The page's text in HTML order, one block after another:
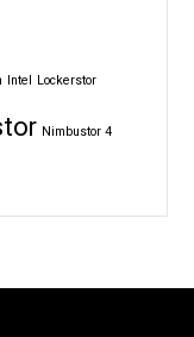
Intel Lockerstor
Nimbustor 4